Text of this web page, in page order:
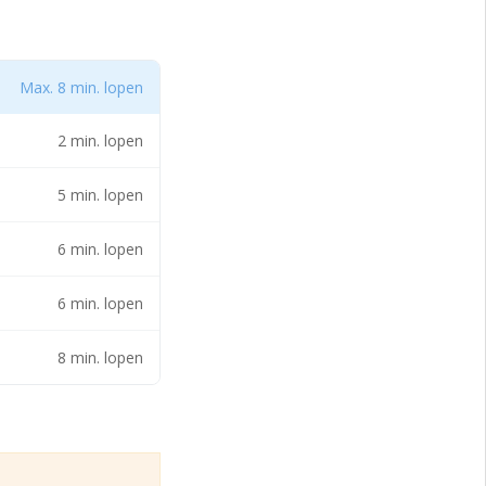
Door de
is de stad
het
gelegen.
goed te
Max. 8 min. lopen
2 min. lopen
5 min. lopen
6 min. lopen
6 min. lopen
8 min. lopen